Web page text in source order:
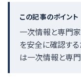
この記事のポイント
一次情報と専門
を安全に確認す
は一次情報と専門